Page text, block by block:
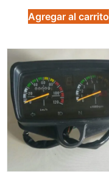
de 5
Agregar al carrito